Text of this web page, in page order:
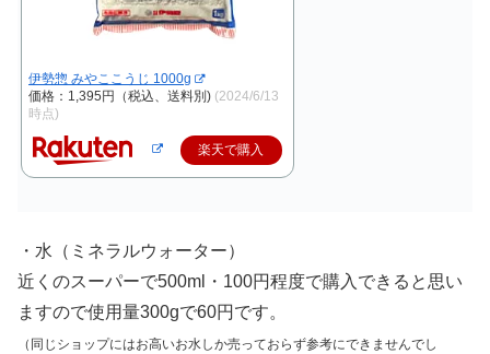
伊勢惣 みやここうじ 1000g
価格：1,395円（税込、送料別) (2024/6/13
時点)
楽天で購入
・水（ミネラルウォーター）
近くのスーパーで500ml・100円程度で購入できると思い
ますので使用量300gで60円です。
（同じショップにはお高いお水しか売っておらず参考にできませんでし